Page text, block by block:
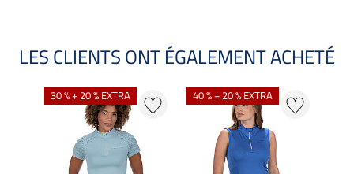
LES CLIENTS ONT ÉGALEMENT ACHETÉ
30 % + 20 % EXTRA 40 % + 20 % EXTRA